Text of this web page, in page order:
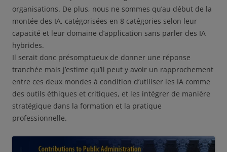
organisations. De plus, nous ne sommes qu’au début de la
montée des IA, catégorisées en 8 catégories selon leur
capacité et leur domaine d’application sans parler des IA
hybrides.
Il serait donc présomptueux de donner une réponse
tranchée mais j’estime qu’il peut y avoir un rapprochement
entre ces deux mondes à condition d’utiliser les IA comme
des outils éthiques et critiques, et les intégrer de manière
stratégique dans la formation et la pratique
professionnelle.